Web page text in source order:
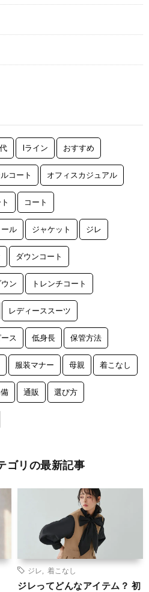
Iライン おすすめ
コート オフィスカジュアル
コート
ル ジャケット ジレ
ダウンコート
ン トレンチコート
レディーススーツ
ス 低身長 保管方法
服装マナー 母親 着こなし
通販 選び方
ゴリの最新記事
ジレ 着こなし
ジレってどんなアイテム？ 初